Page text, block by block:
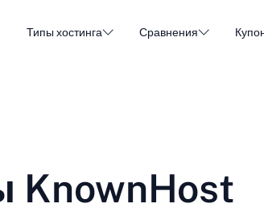
Типы хостинга
электронной почты
Сравнения
vs
IT - Italiano JA - 日本語
KnownHost